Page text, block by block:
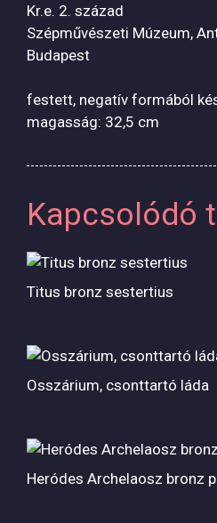
Kr.e. 2. század
Szépművészeti Múzeum,
Budapest
festett, negatív formából
magasság: 32,5 cm
Kapcsolódó
Titus bronz sestertius
Osszárium, csonttartó láda
Heródes Archelaosz bronz